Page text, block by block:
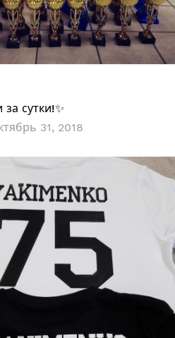
сутки!✨
31, 2018